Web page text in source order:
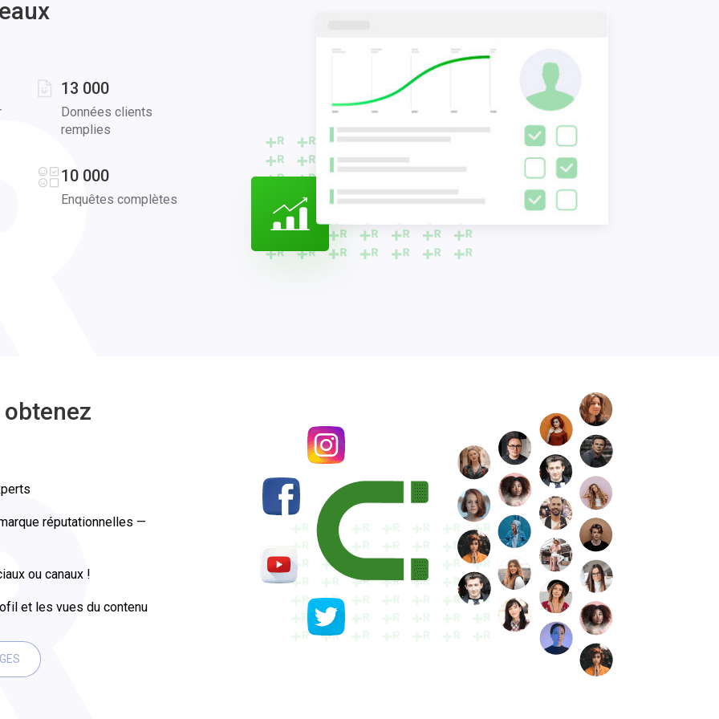
était indescriptible. Le parcours à travers le diabète gestationnel a été l'une
et de la puissance du soutien communautaire. Ce n'était pas facile, mais cela
13 000
Données clients
remplies
10 000
Enquêtes complètes
réputationnelles —
ou canaux !
et les vues du contenu